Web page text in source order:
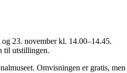
23. november kl. 14.00–14.45.
til utstillingen.
Omvisningen er gratis, men